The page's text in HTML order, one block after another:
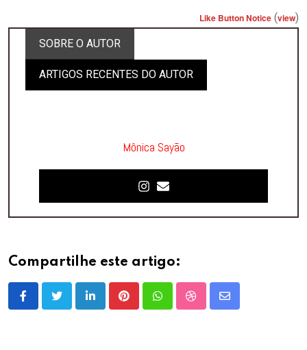
Like Button Notice (view)
SOBRE O AUTOR
ARTIGOS RECENTES DO AUTOR
Mônica Sayão
Compartilhe este artigo:
LinkedInPinterestWhatsappStumbleUpon
Share